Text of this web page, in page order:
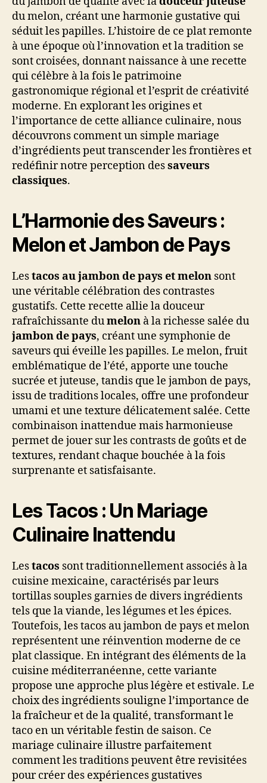
du melon, créant une harmonie gustative qui
séduit les papilles. L’histoire de ce plat remonte
à une époque où l’innovation et la tradition se
sont croisées, donnant naissance à une recette
qui célèbre à la fois le patrimoine
gastronomique régional et l’esprit de créativité
moderne. En explorant les origines et
l’importance de cette alliance culinaire, nous
découvrons comment un simple mariage
d’ingrédients peut transcender les frontières et
redéfinir notre perception dessaveurs
classiques.
L’Harmonie des Saveurs :
Melon et Jambon de Pays
Lestacos au jambon de pays et melon sont
une véritable célébration des contrastes
gustatifs. Cette recette allie la douceur
rafraîchissante dumelon à la richesse salée du
jambon de pays, créant une symphonie de
saveurs qui éveille les papilles. Le melon, fruit
emblématique de l’été, apporte une touche
sucrée et juteuse, tandis que le jambon de pays,
issu de traditions locales, offre une profondeur
umami et une texture délicatement salée. Cette
combinaison inattendue mais harmonieuse
permet de jouer sur les contrasts de goûts et de
textures, rendant chaque bouchée à la fois
surprenante et satisfaisante.
Les Tacos : Un Mariage
Culinaire Inattendu
Lestacos sont traditionnellement associés à la
cuisine mexicaine, caractérisés par leurs
tortillas souples garnies de divers ingrédients
tels que la viande, les légumes et les épices.
Toutefois, les tacos au jambon de pays et melon
représentent une réinvention moderne de ce
plat classique. En intégrant des éléments de la
cuisine méditerranéenne, cette variante
propose une approche plus légère et estivale. Le
choix des ingrédients souligne l’importance de
la fraîcheur et de la qualité, transformant le
taco en un véritable festin de saison. Ce
mariage culinaire illustre parfaitement
comment les traditions peuvent être revisitées
pour créer des expériences gustatives